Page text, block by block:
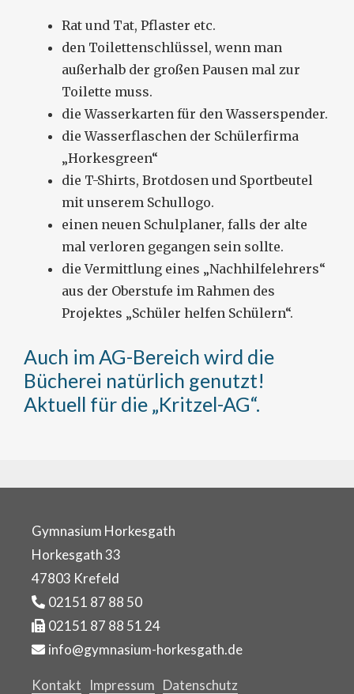
Rat und Tat, Pflaster etc.
den Toilettenschlüssel, wenn man
außerhalb der großen Pausen mal zur
Toilette muss.
die Wasserkarten für den Wasserspender.
die Wasserflaschen der Schülerfirma
„Horkesgreen“
die T-Shirts, Brotdosen und Sportbeutel
mit unserem Schullogo.
einen neuen Schulplaner, falls der alte
mal verloren gegangen sein sollte.
die Vermittlung eines „Nachhilfelehrers“
aus der Oberstufe im Rahmen des
Projektes „Schüler helfen Schülern“.
Auch im AG-Bereich wird die
Bücherei natürlich genutzt!
Aktuell für die „Kritzel-AG“.
Gymnasium Horkesgath
Horkesgath 33
47803 Krefeld
02151 87 88 50
02151 87 88 51 24
info@gymnasium-horkesgath.de
Kontakt Impressum Datenschutz